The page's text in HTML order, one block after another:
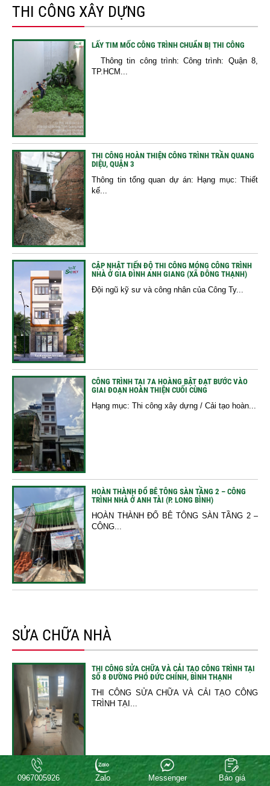
THI CÔNG XÂY DỰNG
LẤY TIM MỐC CÔNG TRÌNH CHUẨN BỊ THI CÔNG
Thông tin công trình: Công trình: Quận 8,
TP.HCM...
THI CÔNG HOÀN THIỆN CÔNG TRÌNH TRẦN QUANG
DIỆU, QUẬN 3
Thông tin tổng quan dự án: Hạng mục: Thiết
kế...
CẬP NHẬT TIẾN ĐỘ THI CÔNG MÓNG CÔNG TRÌNH
NHÀ Ở GIA ĐÌNH ANH GIANG (XÃ ĐÔNG THẠNH)
Đội ngũ kỹ sư và công nhân của Công Ty...
CÔNG TRÌNH TẠI 7A HOÀNG BẬT ĐẠT BƯỚC VÀO
GIAI ĐOẠN HOÀN THIỆN CUỐI CÙNG
Hạng mục: Thi công xây dựng / Cải tạo hoàn...
HOÀN THÀNH ĐỔ BÊ TÔNG SÀN TẦNG 2 – CÔNG
TRÌNH NHÀ Ở ANH TÀI (P. LONG BÌNH)
HOÀN THÀNH ĐỔ BÊ TÔNG SÀN TẦNG 2 –
CÔNG...
SỬA CHỮA NHÀ
THI CÔNG SỬA CHỮA VÀ CẢI TẠO CÔNG TRÌNH TẠI
SỐ 8 ĐƯỜNG PHÓ ĐỨC CHÍNH, BÌNH THẠNH
THI CÔNG SỬA CHỮA VÀ CẢI TẠO CÔNG
TRÌNH TẠI...
XÂY NHÀ TRỌN GÓI PHƯỜNG THẠNH MỸ TÂY CÓ
0967005926 Zalo Messenger Báo giá